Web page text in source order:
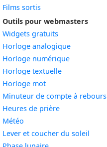
Films sortis
Outils pour webmasters
Widgets gratuits
Horloge analogiqueWidget
Horloge numériqueWidget
Horloge textuelleWidget
Horloge motWidget
Minuteur de compte à rebours
Heures de prièreWidget
Météo
Lever et coucher du soleil
Widget